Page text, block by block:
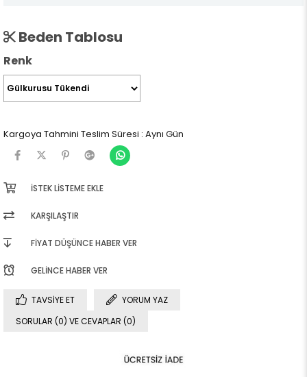
Beden Tablosu
Renk
Kargoya Tahmini Teslim Süresi : Aynı Gün
İSTEK LISTEME EKLE
KARŞILAŞTIR
FIYAT DÜŞÜNCE HABER VER
GELINCE HABER VER
TAVSIYE ET
YORUM YAZ
SORULAR (0) VE CEVAPLAR (0)